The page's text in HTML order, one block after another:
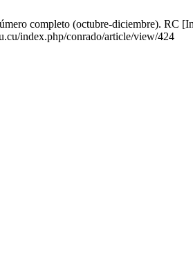
completo (octubre-diciembre). RC
index.php/conrado/article/view/424